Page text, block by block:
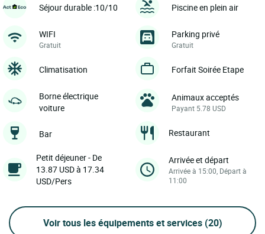
Séjour durable :10/10 Piscine en plein air
WIFI
Gratuit
Parking privé
Gratuit
Climatisation Forfait Soirée Etape
Borne électrique
voiture
Animaux acceptés
Payant 5.78 USD
Bar Restaurant
Petit déjeuner - De
13.87 USD à 17.34
USD/Pers
Arrivée et départ
Arrivée à 15:00, Départ à
11:00
Voir tous les équipements et services (20)